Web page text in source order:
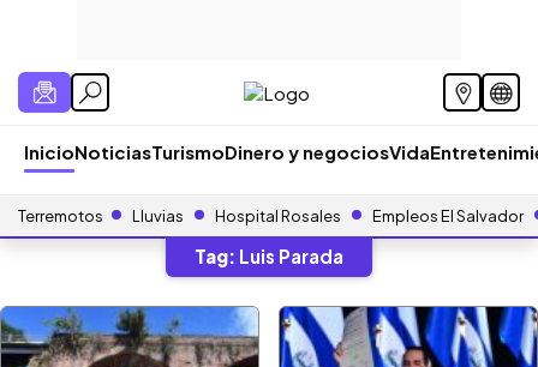
InicioNoticiasTurismoDinero y negociosVida
Terremotos Lluvias Hospital Rosales Empleos El Salvador
Tag: Luis Parada